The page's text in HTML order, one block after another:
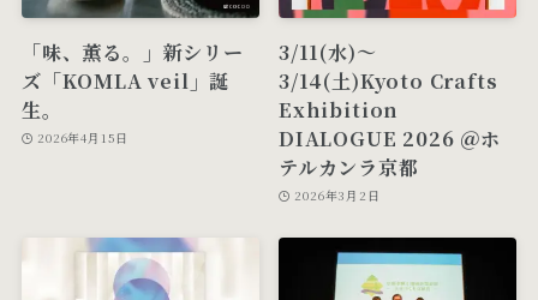
「味、薫る。」新シリー
ズ「KOMLA veil」誕
生。
2026年4月15日
3/11(水)～
3/14(土)Kyoto Crafts
Exhibition
DIALOGUE 2026 ＠ホ
テルカンラ京都
2026年3月2日